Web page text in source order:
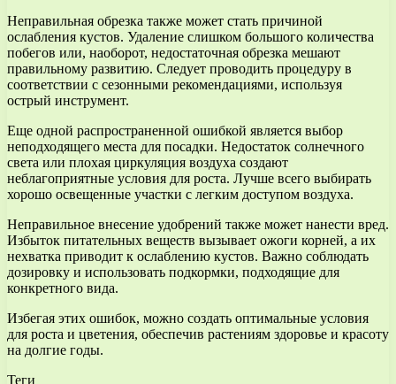
Неправильная обрезка также может стать причиной
ослабления кустов. Удаление слишком большого количества
побегов или, наоборот, недостаточная обрезка мешают
правильному развитию. Следует проводить процедуру в
соответствии с сезонными рекомендациями, используя
острый инструмент.
Еще одной распространенной ошибкой является выбор
неподходящего места для посадки. Недостаток солнечного
света или плохая циркуляция воздуха создают
неблагоприятные условия для роста. Лучше всего выбирать
хорошо освещенные участки с легким доступом воздуха.
Неправильное внесение удобрений также может нанести вред.
Избыток питательных веществ вызывает ожоги корней, а их
нехватка приводит к ослаблению кустов. Важно соблюдать
дозировку и использовать подкормки, подходящие для
конкретного вида.
Избегая этих ошибок, можно создать оптимальные условия
для роста и цветения, обеспечив растениям здоровье и красоту
на долгие годы.
Теги